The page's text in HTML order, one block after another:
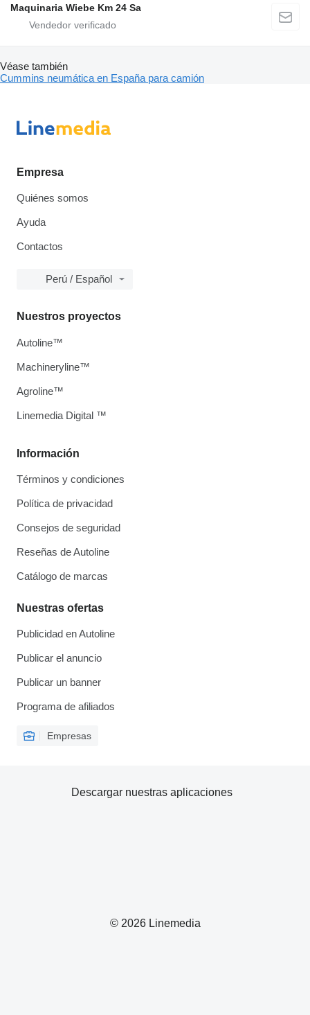
Maquinaria Wiebe Km 24 Sa
Véase también
Cummins neumática en España para camión
Empresa
Quiénes somos
Ayuda
Contactos
Perú / Español
Información
Términos y condiciones
Política de privacidad
Consejos de seguridad
Reseñas de Autoline
Catálogo de marcas
Nuestras ofertas
Publicidad en Autoline
Publicar el anuncio
Publicar un banner
Programa de afiliados
Empresas
Nuestros proyectos
Autoline™
Machineryline™
Agroline™
Linemedia Digital ™
© 2026 Linemedia
Descargar nuestras aplicaciones